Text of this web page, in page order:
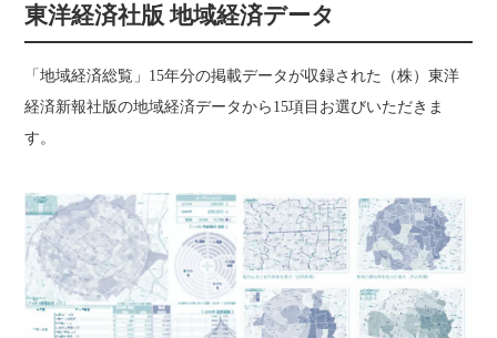
東洋経済社版 地域経済データ
「地域経済総覧」15年分の掲載データが収録された（株）東洋
経済新報社版の地域経済データから15項目お選びいただきま
す。